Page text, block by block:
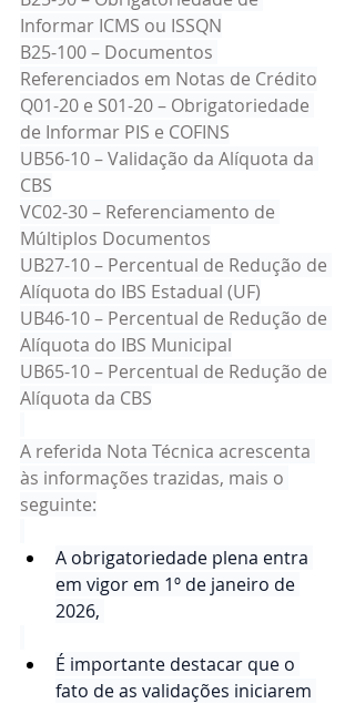
Informar ICMS ou ISSQN
B25-100 – Documentos
Referenciados em Notas de Crédito
Q01-20 e S01-20 – Obrigatoriedade
de Informar PIS e COFINS
UB56-10 – Validação da Alíquota da
CBS
VC02-30 – Referenciamento de
Múltiplos Documentos
UB27-10 – Percentual de Redução de
Alíquota do IBS Estadual (UF)
UB46-10 – Percentual de Redução de
Alíquota do IBS Municipal
UB65-10 – Percentual de Redução de
Alíquota da CBS
A referida Nota Técnica acrescenta
às informações trazidas, mais o
seguinte:
A obrigatoriedade plena entra
em vigor em 1º de janeiro de
2026,
É importante destacar que o
fato de as validações iniciarem